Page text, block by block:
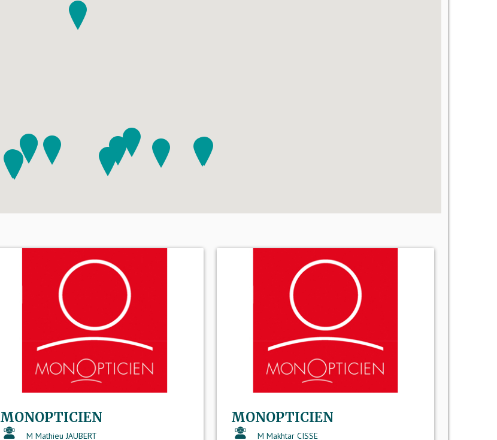
MONOPTICIEN
M Mathieu JAUBERT
MONOPTICIEN
M Makhtar CISSE